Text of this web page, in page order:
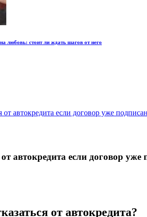
любовь: стоит ли ждать шагов от него
от автокредита если договор уже подписан
автокредита если договор уже
от автокредита?